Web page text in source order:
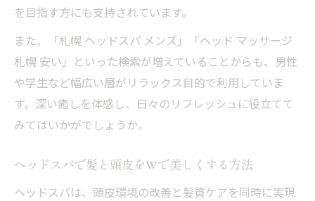
を目指す方にも支持されています。
また、「札幌 ヘッドスパ メンズ」「ヘッド マッサージ
札幌 安い」といった検索が増えていることからも、男性
や学生など幅広い層がリラックス目的で利用していま
す。深い癒しを体感し、日々のリフレッシュに役立てて
みてはいかがでしょうか。
ヘッドスパで髪と頭皮をWで美しくする方法
ヘッドスパは、頭皮環境の改善と髪質ケアを同時に実現